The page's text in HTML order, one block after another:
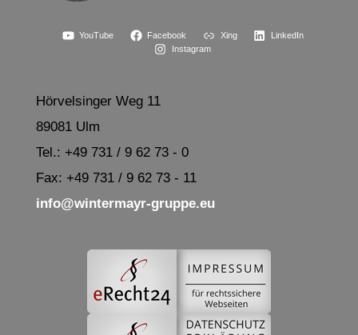
YouTube Facebook Xing
LinkedIn
Instagram
Hörvelsinger Weg 11
89081 Ulm
Tel.: +49 731 / 9 62 73 - 0
Fax: +49 731 / 9 62 73 - 11
info@wintermayr-gruppe.eu